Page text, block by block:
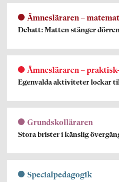
Ämnesläraren –
Debatt: Matten stänger
Ämnesläraren –
Egenvalda aktiviteter lockar
Grundskolläraren
Stora brister i känslig
Specialpedagogik